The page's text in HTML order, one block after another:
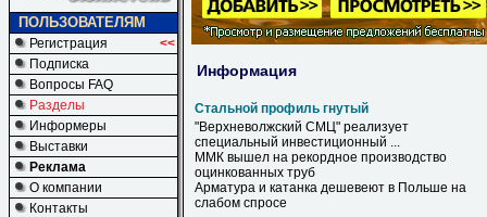
ПОЛЬЗОВАТЕЛЯМ
Регистрация
<<
Подписка
Вопросы FAQ
Разделы
Информеры
Выставки
Реклама
О компании
Контакты
Информация
Стальной профиль гнутый
"Верхневолжский СМЦ" реализует
специальный инвестиционный ...
ММК вышел на рекордное производство
оцинкованных труб
Арматура и катанка дешевеют в Польше на
слабом спросе